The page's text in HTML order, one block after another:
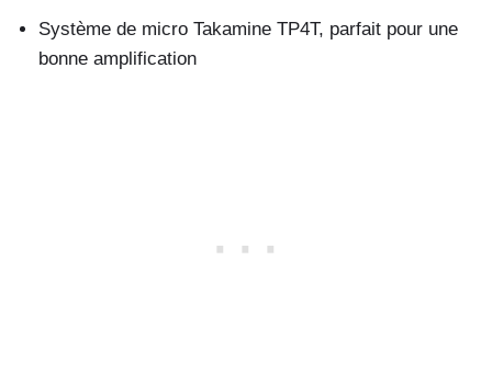
Système de micro Takamine TP4T, parfait pour une
bonne amplification